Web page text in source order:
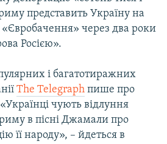
представить Україну на
«Євробачення» через два роки
Росією».
і багатотиражних
The Telegraph пише про
чують відлуння
в пісні Джамали про
її народу», – йдеться в